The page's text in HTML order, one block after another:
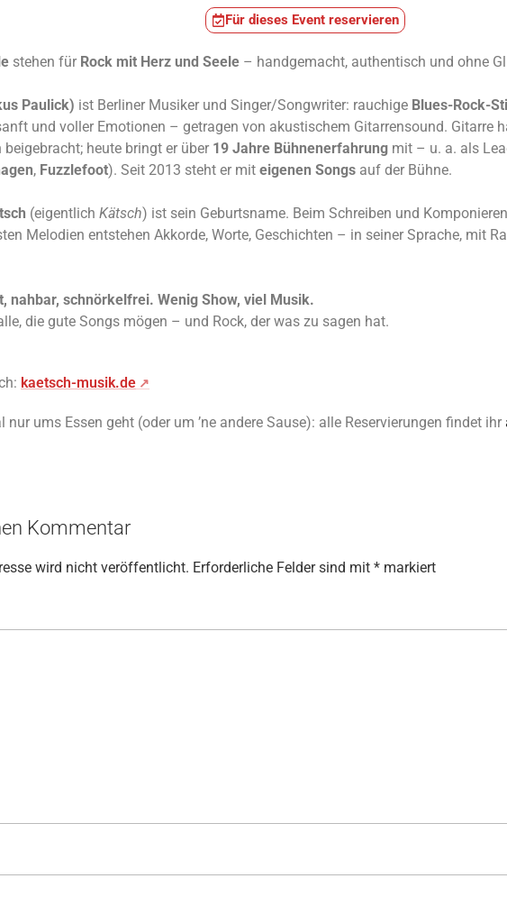
Für dieses Event reservieren
stehen für Rock mit Herz und Seele – handgemacht, authentisch und ohne
Paulick) ist Berliner Musiker und Singer/Songwriter: rauchige Blues-Rock-
und voller Emotionen – getragen von akustischem Gitarrensound. Gitarre
heute bringt er über 19 Jahre Bühnenerfahrung mit – u. a. als
, Fuzzlefoot). Seit 2013 steht er mit eigenen Songs auf der Bühne.
(eigentlich Kätsch) ist sein Geburtsname. Beim Schreiben und
Melodien entstehen Akkorde, Worte, Geschichten – in seiner Sprache, mit
nahbar, schnörkelfrei. Wenig Show, viel Musik.
die gute Songs mögen – und Rock, der was zu sagen hat.
kaetsch-musik.de
nur ums Essen geht (oder um ’ne andere Sause): alle Reservierungen findet ihr
Kommentar
wird nicht veröffentlicht. Erforderliche Felder sind mit * markiert